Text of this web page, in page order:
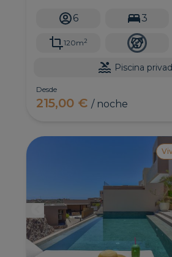
cuenta con 3 confortables
salón-comedor en piedra natural,
totalmente equipada y acceso
y al jardín.
6 3
120m2
Piscina
Desde
215,00 €/ noche